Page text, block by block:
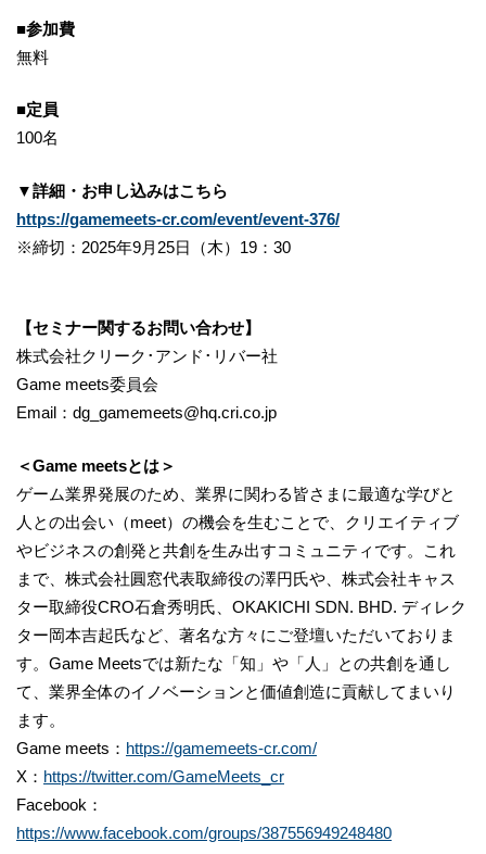
■参加費
無料
■定員
100名
▼詳細・お申し込みはこちら
https://gamemeets-cr.com/event/event-376/
※締切：2025年9月25日（木）19：30
【セミナー関するお問い合わせ】
株式会社クリーク･アンド･リバー社
Game meets委員会
Email：dg_gamemeets@hq.cri.co.jp
＜Game meetsとは＞
ゲーム業界発展のため、業界に関わる皆さまに最適な学びと
人との出会い（meet）の機会を生むことで、クリエイティブ
やビジネスの創発と共創を生み出すコミュニティです。これ
まで、株式会社圓窓代表取締役の澤円氏や、株式会社キャス
ター取締役CRO石倉秀明氏、OKAKICHI SDN. BHD. ディレク
ター岡本吉起氏など、著名な方々にご登壇いただいておりま
す。Game Meetsでは新たな「知」や「人」との共創を通し
て、業界全体のイノベーションと価値創造に貢献してまいり
ます。
Game meets： https://gamemeets-cr.com/
X： https://twitter.com/GameMeets_cr
Facebook：
https://www.facebook.com/groups/387556949248480